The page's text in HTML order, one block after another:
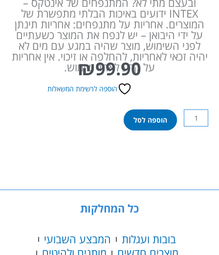
INTEX ידועים באיכות הבלתי מתפשרת של
המוצרים. אחריות על מתנפחים: אחריות תינתן
על ידי היבואן – יש לנפח את המוצר כשעתיים
לפני השימוש, מוצר שהיה במגע עם מים לא
יהיה זכאי לאחריות, להחלפה או זיכוי. אין אחריות
על קרע לאחר שימוש.
₪99.90
הוספה לרשימת המשאלות
כמות
של
פיצה
הוספה לסל
כל המחלקות
בובות ועגלות
המבצע השבועי